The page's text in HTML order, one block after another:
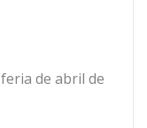
feria de abril de